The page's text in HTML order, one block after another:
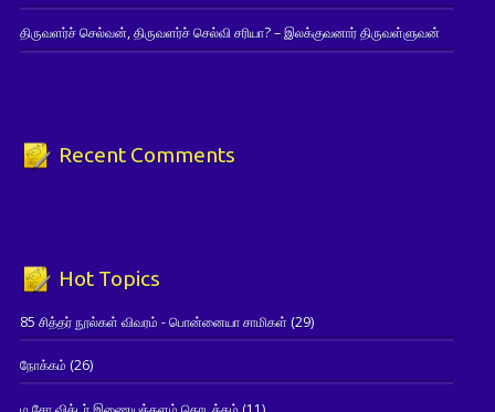
திருவளர்ச் செல்வன், திருவளர்ச் செல்வி சரியா? – இலக்குவனார் திருவள்ளுவன்
Recent Comments
Hot Topics
85 சித்தர் நூல்கள் விவரம் - பொன்னையா சாமிகள் (29)
நோக்கம் (26)